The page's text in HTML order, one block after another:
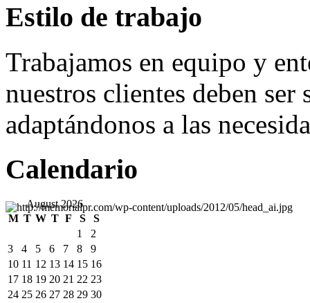
Estilo de trabajo
Trabajamos en equipo y
nuestros clientes deben
adaptándonos a las
Calendario
August 2026
M T W T F S S
1
2
3
4 5 6 7 8
9
10 11 12 13 14 15 16
17 18 19 20 21 22 23
24 25 26 27 28 29 30